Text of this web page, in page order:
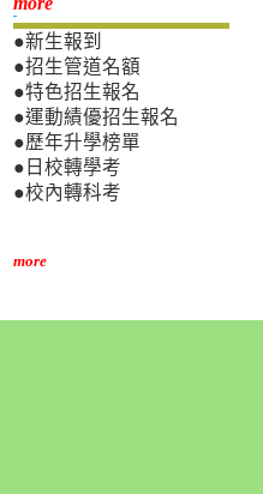
●新生報到
●招生管道名額
●特色招生報名
●運動績優招生報名
●歷年升學榜單
●日校轉學考
●校內轉科考
more